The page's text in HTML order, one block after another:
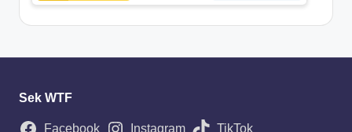
Sek WTF
Facebook Instagram
TikTok